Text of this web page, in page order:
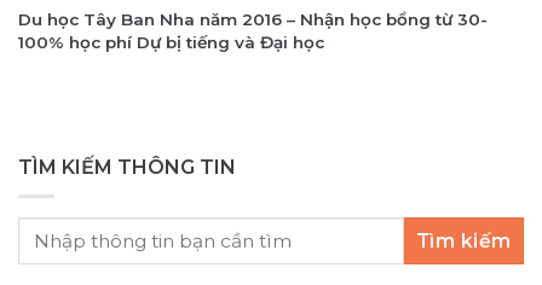
Du học Tây Ban Nha năm 2016 – Nhận học bổng từ 30-
100% học phí Dự bị tiếng và Đại học
TÌM KIẾM THÔNG TIN
Tìm kiếm